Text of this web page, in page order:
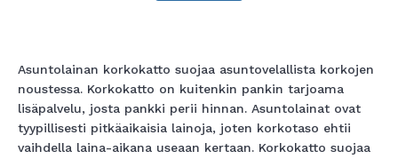
Asuntolainan korkokatto suojaa asuntovelallista korkojen
noustessa. Korkokatto on kuitenkin pankin tarjoama
lisäpalvelu, josta pankki perii hinnan. Asuntolainat ovat
tyypillisesti pitkäaikaisia lainoja, joten korkotaso ehtii
vaihdella laina-aikana useaan kertaan. Korkokatto suojaa